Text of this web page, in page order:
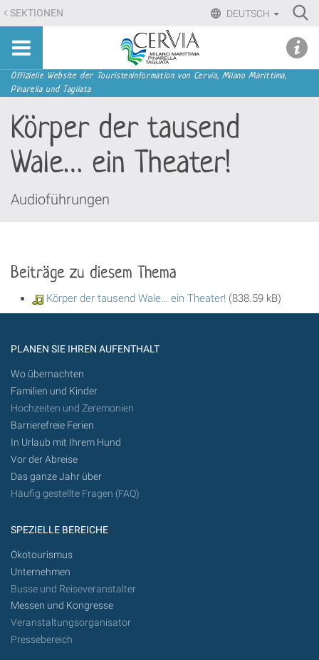
Direkt
zum
Inhalt
Direkt
zur
Navigation
DEUTSCH
SEKTIONEN
Sito
turistico
ufficiale
Milano
Marittima,
Pinarella,
Tagliata
Sektionen
Offizielle Website der Touristeninformation von Cervia, Milano Marittima,
Pinarella und Tagliata
Körper der tausend
Wale… ein Theater!
Audioführungen
Beiträge zu diesem Thema
Körper der tausend Wale… ein Theater! (838.59 kB)
PLANEN SIE IHREN AUFENTHALT
Wo übernachten
Familien und Kinder
Hochzeiten und Zeremonien
Barrierefreie Ferien
In Urlaub mit Ihrem Hund
Vor der Abreise
Das ganze Jahr über
Häufig gestellte Fragen (FAQ)
SPEZIELLE BEREICHE
Ökotourismus
Unternehmen
Busse und Reiseveranstalter
Messen und Kongresse
Veranstaltungsorganisator
Pressebereich
menu